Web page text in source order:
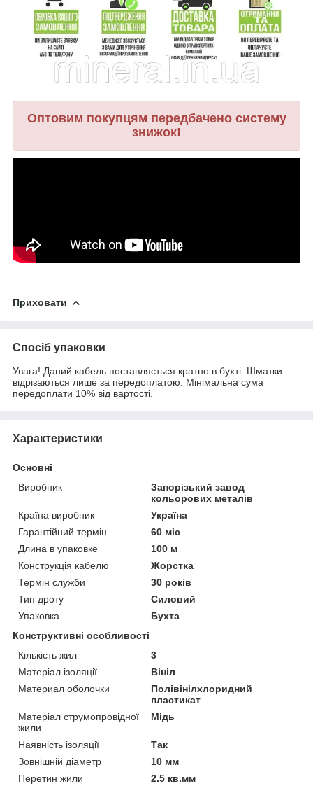
Оптовим покупцям передбачено систему
знижок!
Приховати
Спосіб упаковки
Увага! Даний кабель поставляється кратно в бухті. Шматки
відрізаються лише за передоплатою. Мінімальна сума
передоплати 10% від вартості.
Характеристики
Основні
Виробник
Запорізький завод
кольорових металів
Країна виробник
Україна
Гарантійний термін
60 міс
Длина в упаковке
100 м
Конструкція кабелю
Жорстка
Термін служби
30 років
Тип дроту
Силовий
Упаковка
Бухта
Конструктивні особливості
Кількість жил
3
Матеріал ізоляції
Вініл
Материал оболочки
Полівінілхлоридний
пластикат
Матеріал струмопровідної
жили
Мідь
Наявність ізоляції
Так
Зовнішній діаметр
10 мм
Перетин жили
2.5 кв.мм